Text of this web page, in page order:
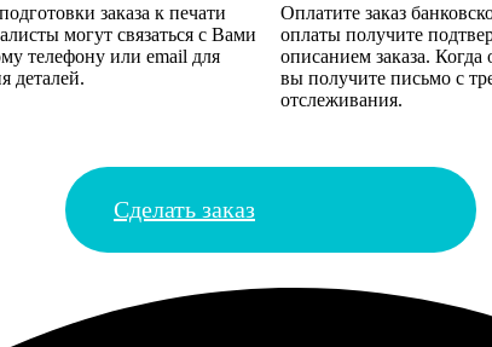
заказа к печати
могут связаться с Вами
телефону или email для
деталей.
Оплатите заказ
оплаты получите
описанием заказа. Когда
вы получите письмо с
отслеживания.
Сделать заказ